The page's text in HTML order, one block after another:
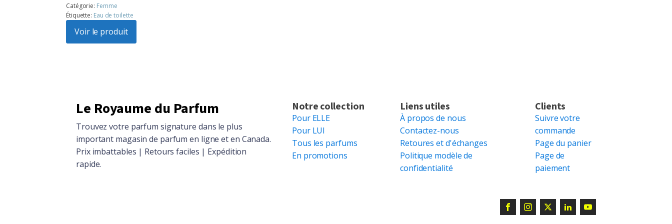
prix
initial
était :
$104.86.
prix
actuel
est :
$94.15.
Catégorie: Femme
Étiquette: Eau de toilette
Voir le produit
Le Royaume du Parfum
Trouvez votre parfum signature dans le plus
important magasin de parfum en ligne et en Canada.
Prix imbattables | Retours faciles | Expédition
rapide.
Notre collection
Pour ELLE
Pour LUI
Tous les parfums
En promotions
Liens utiles
À propos de nous
Contactez-nous
Retoures et d'échanges
Politique modèle de
confidentialité
Clients
Suivre votre
commande
Page du panier
Page de
paiement